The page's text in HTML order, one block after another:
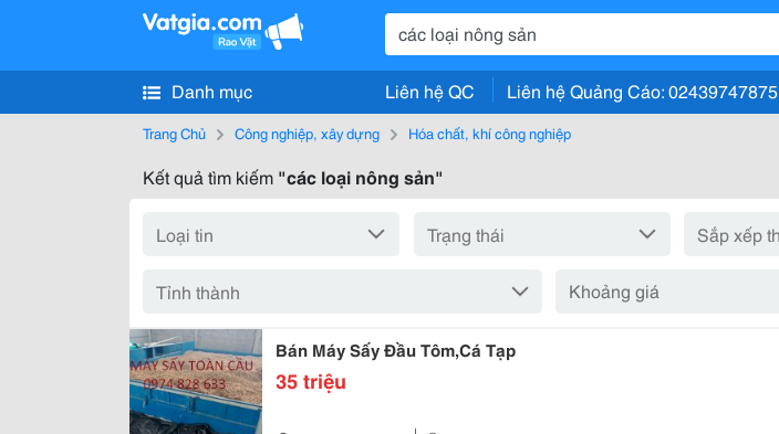
Danh mục Liên hệ QC Liên hệ Quảng Cáo: 02439747875
Trang Chủ Công nghiệp, xây dựng Hóa chất, khí công nghiệp
Kết quả tìm kiếm "các loại nông sản"
Khoảng giá
Bán Máy Sấy Đầu Tôm,Cá Tạp
35 triệu